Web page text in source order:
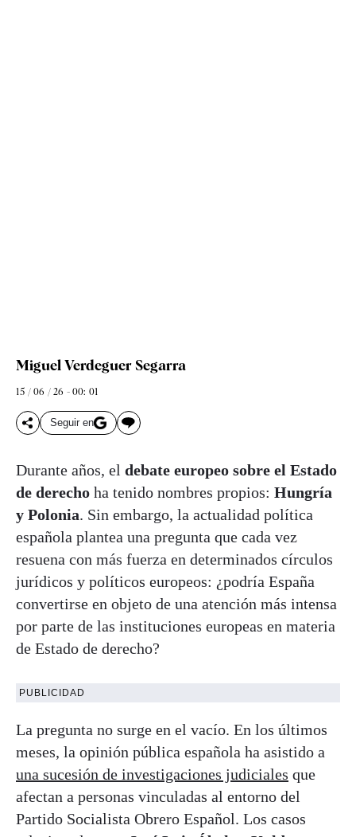
Miguel Verdeguer Segarra
15 / 06 / 26 - 00: 01
Seguir en
Durante años, el debate europeo sobre el Estado
de derecho ha tenido nombres propios: Hungría
y Polonia. Sin embargo, la actualidad política
española plantea una pregunta que cada vez
resuena con más fuerza en determinados círculos
jurídicos y políticos europeos: ¿podría España
convertirse en objeto de una atención más intensa
por parte de las instituciones europeas en materia
de Estado de derecho?
PUBLICIDAD
La pregunta no surge en el vacío. En los últimos
meses, la opinión pública española ha asistido a
una sucesión de investigaciones judiciales que
afectan a personas vinculadas al entorno del
Partido Socialista Obrero Español. Los casos